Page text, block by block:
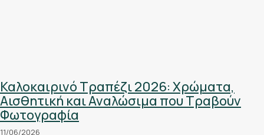
Καλοκαιρινό Τραπέζι 2026: Χρώματα,
Αισθητική και Αναλώσιμα που Τραβούν
Φωτογραφία
11/06/2026